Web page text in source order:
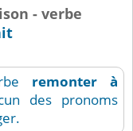
- verbe
remonter
à
des pronoms